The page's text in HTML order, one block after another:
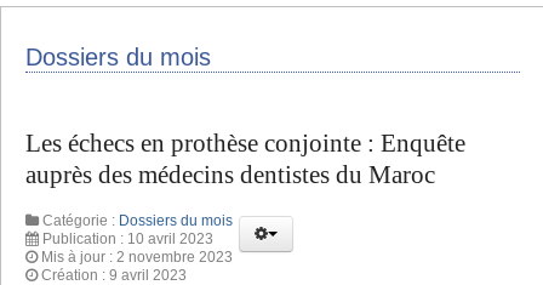
Dossiers du mois
Les échecs en prothèse conjointe : Enquête
auprès des médecins dentistes du Maroc
Catégorie : Dossiers du mois
Publication : 10 avril 2023
Mis à jour : 2 novembre 2023
Création : 9 avril 2023